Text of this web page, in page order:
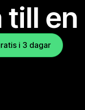
i 3 dagar